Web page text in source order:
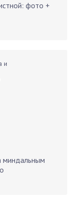
фото +
миндальным